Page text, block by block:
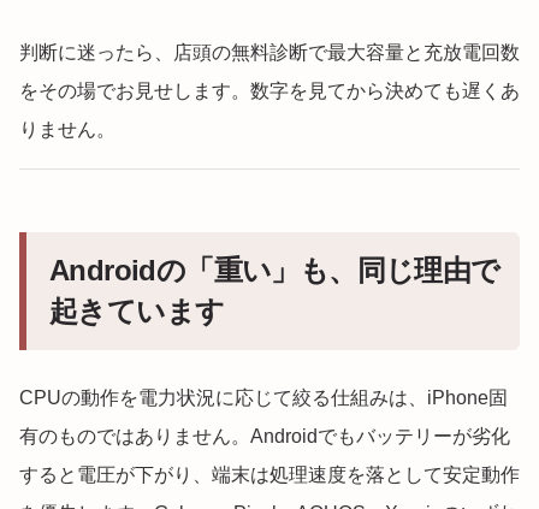
判断に迷ったら、店頭の無料診断で最大容量と充放電回数
をその場でお見せします。数字を見てから決めても遅くあ
りません。
Androidの「重い」も、同じ理由で
起きています
CPUの動作を電力状況に応じて絞る仕組みは、iPhone固
有のものではありません。Androidでもバッテリーが劣化
すると電圧が下がり、端末は処理速度を落として安定動作